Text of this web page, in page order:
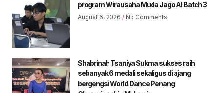
program Wirausaha Muda Jago AI Batch 3
August 6, 2026 No Comments
Shabrinah Tsaniya Sukma sukses raih
sebanyak 6 medali sekaligus di ajang
bergengsi World Dance Penang